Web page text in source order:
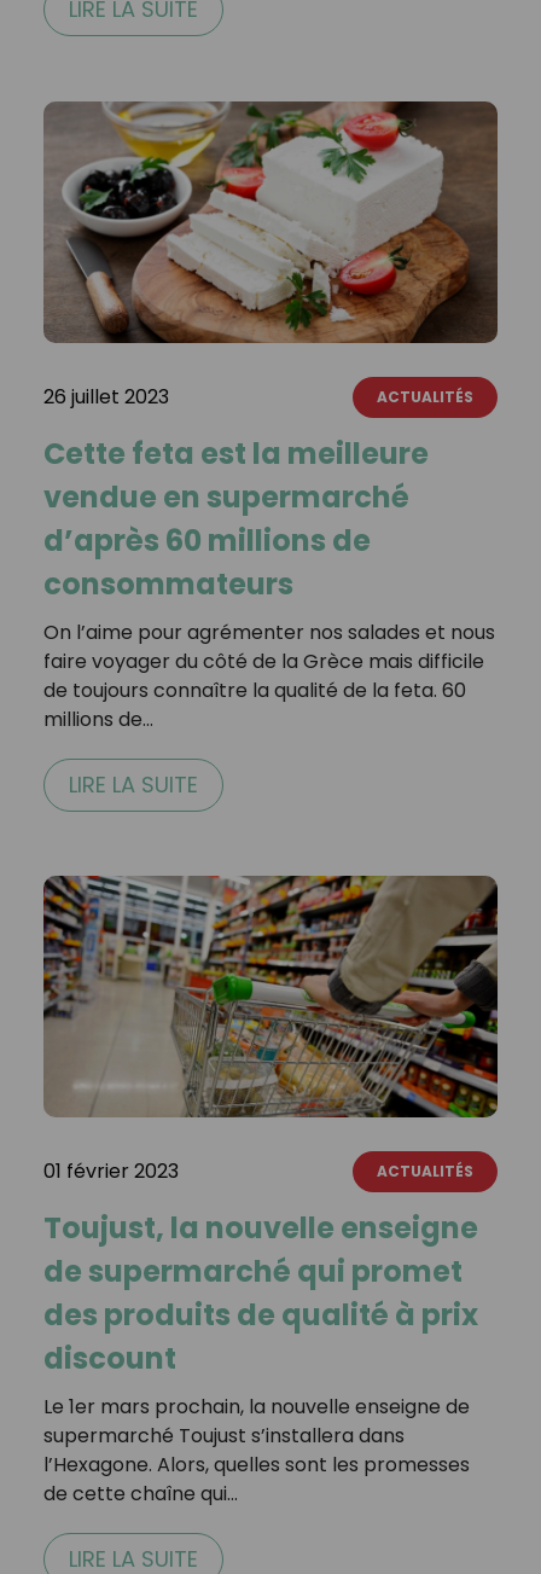
LIRE LA SUITE
26 juillet 2023 ACTUALITÉS
Cette feta est la meilleure
vendue en supermarché
d’après 60 millions de
consommateurs
On l’aime pour agrémenter nos salades et nous
faire voyager du côté de la Grèce mais difficile
de toujours connaître la qualité de la feta. 60
millions de…
LIRE LA SUITE
01 février 2023 ACTUALITÉS
Toujust, la nouvelle enseigne
de supermarché qui promet
des produits de qualité à prix
discount
Le 1er mars prochain, la nouvelle enseigne de
supermarché Toujust s’installera dans
l’Hexagone. Alors, quelles sont les promesses
de cette chaîne qui…
LIRE LA SUITE